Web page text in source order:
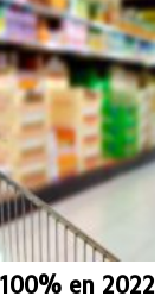
en 2022